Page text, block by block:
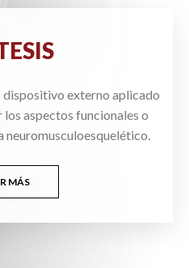
dispositivo externo aplicado
aspectos funcionales o
neuromusculoesquelético.
MÁS